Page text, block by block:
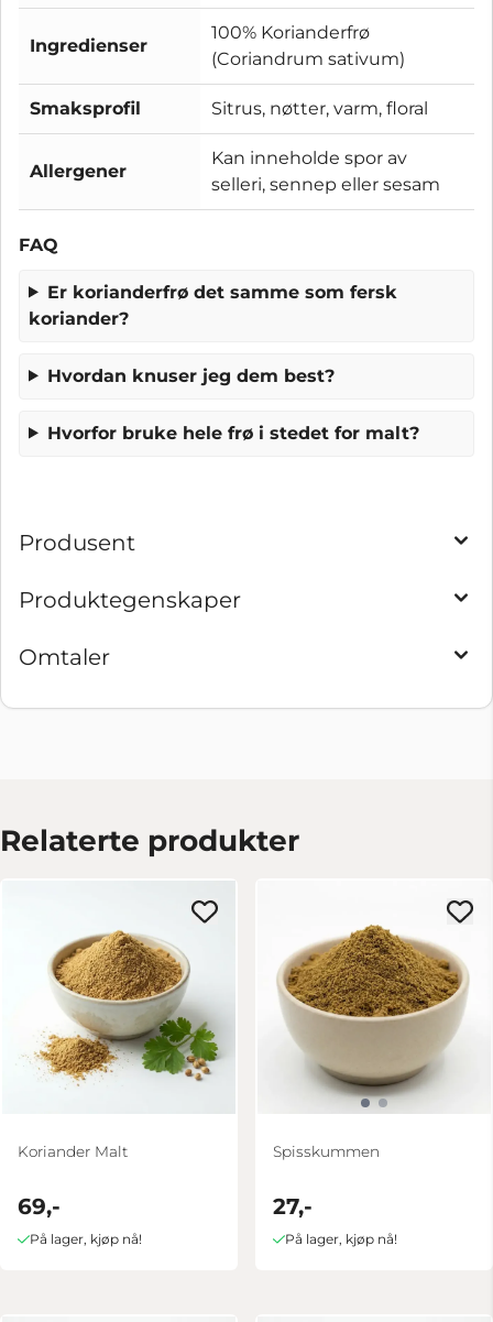
Ingredienser
100% Korianderfrø
(Coriandrum sativum)
Smaksprofil Sitrus, nøtter, varm, floral
Allergener
Kan inneholde spor av
selleri, sennep eller sesam
FAQ
Er korianderfrø det samme som fersk
koriander?
Hvordan knuser jeg dem best?
Hvorfor bruke hele frø i stedet for malt?
Produsent
Produktegenskaper
Omtaler
Relaterte produkter
Koriander Malt
69,-
På lager, kjøp nå!
Spisskummen
27,-
På lager, kjøp nå!